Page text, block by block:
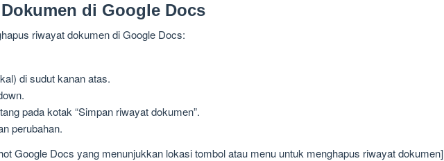
di Google Docs
riwayat dokumen di Google Docs:
di sudut kanan atas.
pada kotak “Simpan riwayat dokumen”.
perubahan.
Google Docs yang menunjukkan lokasi tombol atau menu untuk menghapus riwayat dokumen]